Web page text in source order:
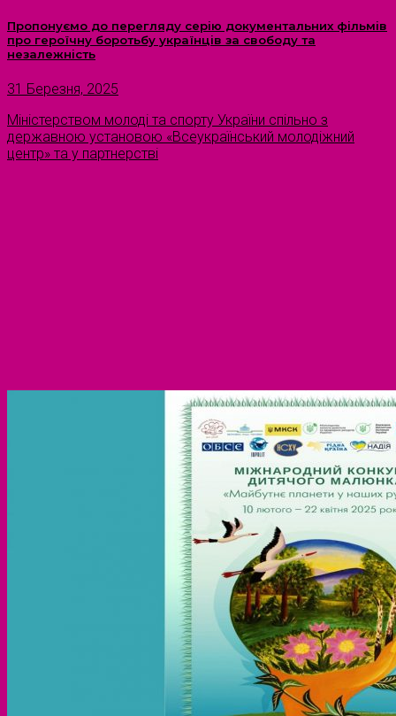
Пропонуємо до перегляду серію документальних фільмів
про героїчну боротьбу українців за свободу та
незалежність
31 Березня, 2025
Міністерством молоді та спорту України спільно з
державною установою «Всеукраїнський молодіжний
центр» та у партнерстві